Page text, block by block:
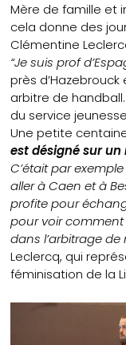
Mère de famille et
cela donne des
Clémentine
“Je suis prof
près
arbitre de
du service
Une petite
est désigné sur
C’était par
aller à Caen et à
profite pour
pour voir
dans l’arbitrage de
Leclercq, qui
féminisation de la